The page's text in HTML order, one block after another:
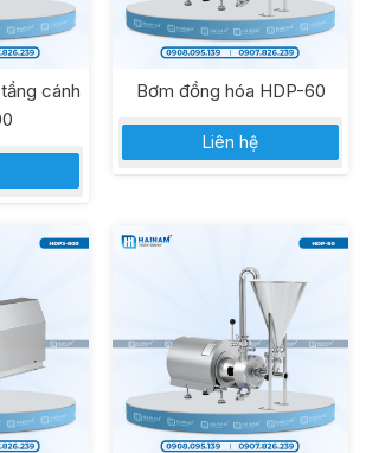
cánh
Bơm đồng hóa HDP-60
Liên hệ